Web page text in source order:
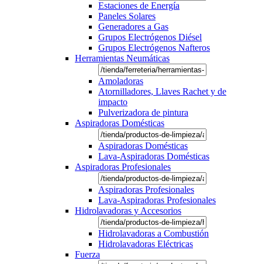
Estaciones de Energía
Paneles Solares
Generadores a Gas
Grupos Electrógenos Diésel
Grupos Electrógenos Nafteros
Herramientas Neumáticas
Amoladoras
Atornilladores, Llaves Rachet y de
impacto
Pulverizadora de pintura
Aspiradoras Domésticas
Aspiradoras Domésticas
Lava-Aspiradoras Domésticas
Aspiradoras Profesionales
Aspiradoras Profesionales
Lava-Aspiradoras Profesionales
Hidrolavadoras y Accesorios
Hidrolavadoras a Combustión
Hidrolavadoras Eléctricas
Fuerza